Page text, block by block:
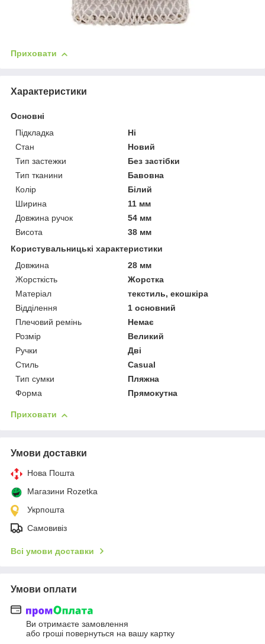
Приховати
Характеристики
Основні
Підкладка
Ні
Стан
Новий
Тип застежки
Без застібки
Тип тканини
Бавовна
Колір
Білий
Ширина
11 мм
Довжина ручок
54 мм
Висота
38 мм
Користувальницькі характеристики
Довжина
28 мм
Жорсткість
Жорстка
Матеріал
текстиль, екошкіра
Відділення
1 основний
Плечовий ремінь
Немає
Розмір
Великий
Ручки
Дві
Стиль
Casual
Тип сумки
Пляжна
Форма
Прямокутна
Приховати
Умови доставки
Нова Пошта
Магазини Rozetka
Укрпошта
Самовивіз
Всі умови доставки
Умови оплати
Ви отримаєте замовлення
або гроші повернуться на вашу картку